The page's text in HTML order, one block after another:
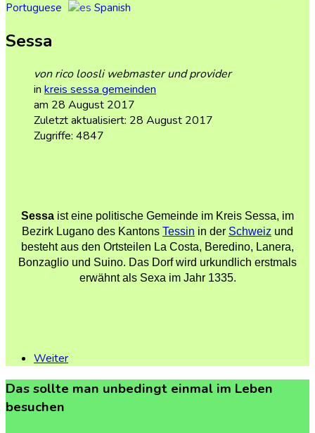
Portuguese
Spanish
Sessa
von rico loosli webmaster und provider
in kreis sessa gemeinden
am 28 August 2017
Zuletzt aktualisiert: 28 August 2017
Zugriffe: 4847
Sessa ist eine politische Gemeinde im Kreis Sessa, im
Bezirk Lugano des Kantons Tessin in der Schweiz und
besteht aus den Ortsteilen La Costa, Beredino, Lanera,
Bonzaglio und Suino. Das Dorf wird urkundlich erstmals
erwähnt als Sexa im Jahr 1335.
Weiter
Dassollte man unbedingt einmal im Leben
besuchen